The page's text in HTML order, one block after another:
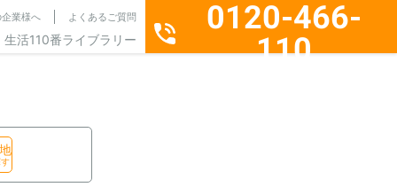
業様へ よくあるご質問
生活110番ライブラリー
0120-466-
110